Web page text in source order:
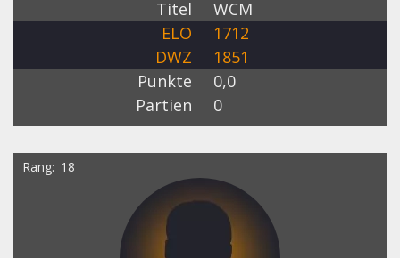
Titel
WCM
ELO
1712
DWZ
1851
Punkte
0,0
Partien
0
Rang 18